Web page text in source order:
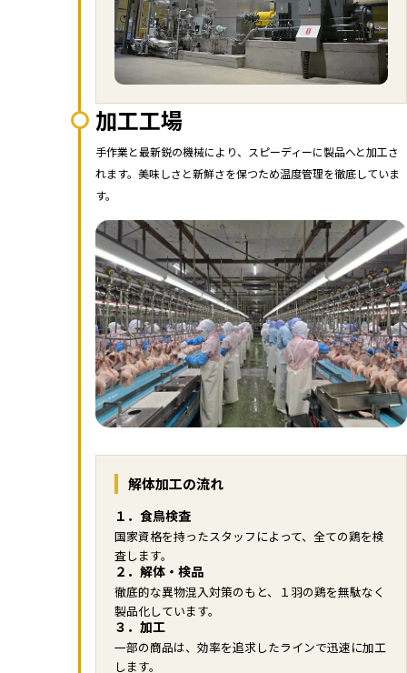
加工工場
手作業と最新鋭の機械により、スピーディーに製品へと加工さ
れます。美味しさと新鮮さを保つため温度管理を徹底していま
す。
解体加工の流れ
１．食鳥検査
国家資格を持ったスタッフによって、全ての鶏を検
査します。
２．解体・検品
徹底的な異物混入対策のもと、１羽の鶏を無駄なく
製品化しています。
３．加工
一部の商品は、効率を追求したラインで迅速に加工
します。